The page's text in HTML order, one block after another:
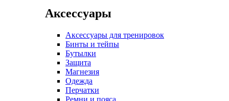
Аксессуары
Аксессуары для тренировок
Бинты и тейпы
Бутылки
Защита
Магнезия
Одежда
Перчатки
Ремни и пояса